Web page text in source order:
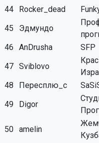
44
Rocker_dead
45
Эдмундо
46
AnDrusha SFP
47 Sviblovo
48
Пересплю_с
49
Digor
50 аmelin